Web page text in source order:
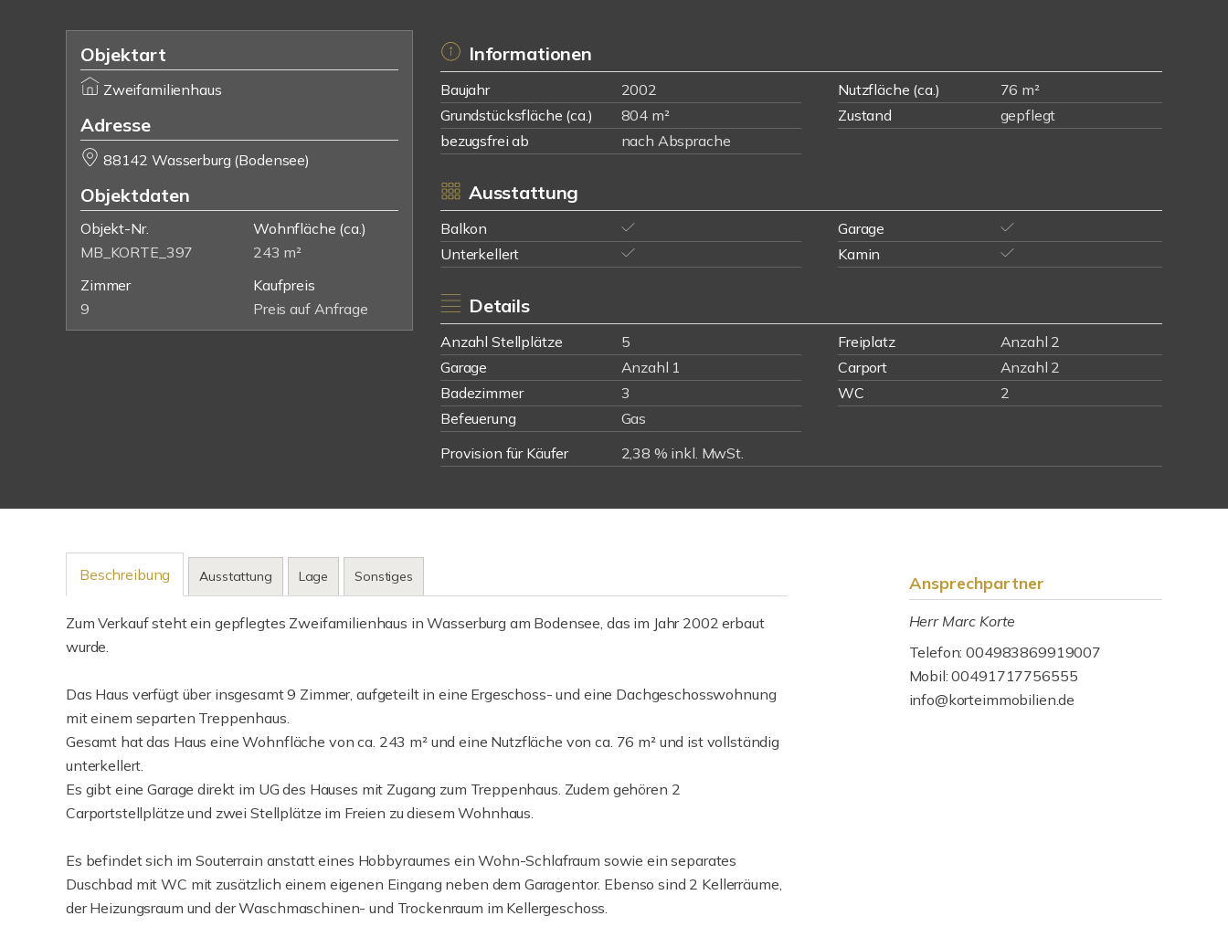
Objektart
Zweifamilienhaus
Adresse
88142 Wasserburg (Bodensee)
Objektdaten
Objekt-Nr.
MB_KORTE_397
Wohnfläche (ca.)
243 m²
Zimmer
9
Kaufpreis
Preis auf Anfrage
Informationen
Baujahr 2002 Nutzfläche (ca.)
76 m²
Grundstücksfläche (ca.)
804 m² Zustand
gepflegt
bezugsfrei ab
nach Absprache
Ausstattung
Balkon
Garage
Unterkellert
Kamin
Details
Anzahl Stellplätze 5 Freiplatz
Anzahl 2
Garage
Anzahl 1 Carport
Anzahl 2
Badezimmer
3 WC
2
Befeuerung
Gas
Provision für Käufer
2,38 % inkl. MwSt.
Beschreibung Ausstattung Lage Sonstiges
Zum Verkauf steht ein gepflegtes Zweifamilienhaus in Wasserburg am Bodensee, das im Jahr 2002 erbaut
wurde.
Das Haus verfügt über insgesamt 9 Zimmer, aufgeteilt in eine Ergeschoss- und eine Dachgeschosswohnung
mit einem separten Treppenhaus.
Gesamt hat das Haus eine Wohnfläche von ca. 243 m² und eine Nutzfläche von ca. 76 m² und ist vollständig
unterkellert.
Es gibt eine Garage direkt im UG des Hauses mit Zugang zum Treppenhaus. Zudem gehören 2
Carportstellplätze und zwei Stellplätze im Freien zu diesem Wohnhaus.
Es befindet sich im Souterrain anstatt eines Hobbyraumes ein Wohn-Schlafraum sowie ein separates
Duschbad mit WC mit zusätzlich einem eigenen Eingang neben dem Garagentor. Ebenso sind 2 Kellerräume,
der Heizungsraum und der Waschmaschinen- und Trockenraum im Kellergeschoss.
Ansprechpartner
Herr Marc Korte
Telefon: 004983869919007
Mobil: 00491717756555
info@korteimmobilien.de